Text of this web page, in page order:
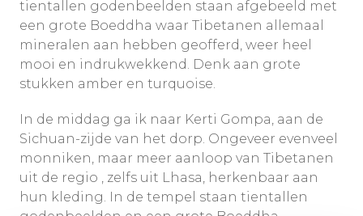
tientallen godenbeelden staan afgebeeld met
een grote Boeddha waar Tibetanen allemaal
mineralen aan hebben geofferd, weer heel
mooi en indrukwekkend. Denk aan grote
stukken amber en turquoise.
In de middag ga ik naar Kerti Gompa, aan de
Sichuan-zijde van het dorp. Ongeveer evenveel
monniken, maar meer aanloop van Tibetanen
uit de regio , zelfs uit Lhasa, herkenbaar aan
hun kleding. In de tempel staan tientallen